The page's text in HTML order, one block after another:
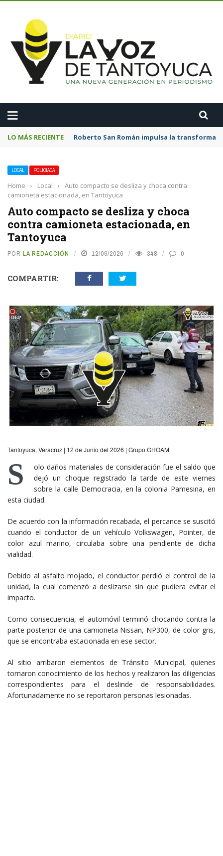
LO MÁS RECIENTE Roberto San Román impulsa la
LOCAL POLICIACA
Home › Local ›
Auto compacto se desliza y choca contra
camioneta estacionada, en Tantoyuca
Auto compacto se desliza y choca
contra camioneta estacionada, en
Tantoyuca
POR LA REDACCIÓN 12/06/2026 348 0
COMPARTIR:
Tantoyuca, Veracruz | 12 de Junio del 2026 | Grupo GHOAM
S
olo daños materiales de consideración fue el saldo que
dejó un choque registrado la tarde de este viernes
sobre la calle Democracia, en la colonia Pamesina, en
esta ciudad.
De acuerdo con la información recabada, el percance se suscitó
cuando el conductor de un vehículo Volkswagen, Pointer, de
color azul marino, circulaba sobre una pendiente de dicha
vialidad.
Debido al asfalto mojado, el conductor perdió el control de la
unidad, la cual comenzó a deslizarse sin que pudiera evitar el
impacto.
Como consecuencia, el automóvil terminó chocando contra la
parte posterior de una camioneta Nissan, NP300, de color gris,
que se encontraba estacionada en ese sector.
Al sitio arribaron elementos de Tránsito Municipal, quienes
tomaron conocimiento de los hechos y realizaron las diligencias
correspondientes para el deslinde de responsabilidades.
Afortunadamente no se reportaron personas lesionadas.